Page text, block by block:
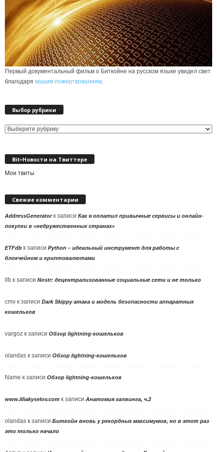
Первый документальный фильм о Биткойне на русском языке увидел свет
благодаря вашим пожертвованиям
Выбор рубрики
Выбор
Bit•Новости на Твиттере
Мои твиты
Свежие комментарии
AddressGeneratorк записи Как я оплатил привычные сервисы и онлайн-
покупки в «недружественных странах»
ETFdb к записи Python – идеальный инструмент для работы с
блокчейном и криптовалютами
llb к записи Nostr: децентрализованные социальные сети и не только
cmv к записи Dark Skippy атака и модель безопасности аппаратных
кошельков
vargoz к записи Обзор lightning-кошельков
olandas к записи Обзор lightning-кошельков
Name к записи Обзор lightning-кошельков
www.illiakyselov.com к записи Анатомия халвинга, ч.2
olandas к записи Биткойн вновь у рекордных максимумов, но в этот раз
это только начало